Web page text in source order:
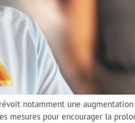
notamment une
mesures pour encourager la